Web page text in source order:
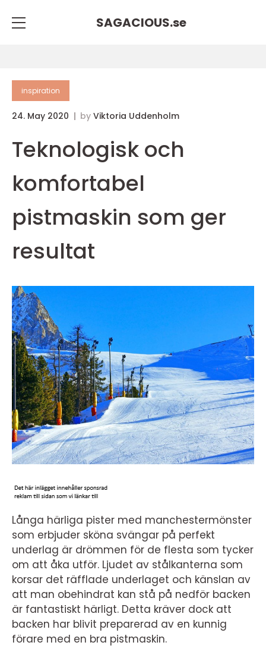
SAGACIOUS.se
inspiration
24. May 2020 by Viktoria Uddenholm
Teknologisk och
komfortabel
pistmaskin som ger
resultat
Långa härliga pister med manchestermönster
som erbjuder sköna svängar på perfekt
underlag är drömmen för de flesta som tycker
om att åka utför. Ljudet av stålkanterna som
korsar det räfflade underlaget och känslan av
att man obehindrat kan stå på nedför backen
är fantastiskt härligt. Detta kräver dock att
backen har blivit preparerad av en kunnig
förare med en bra pistmaskin.